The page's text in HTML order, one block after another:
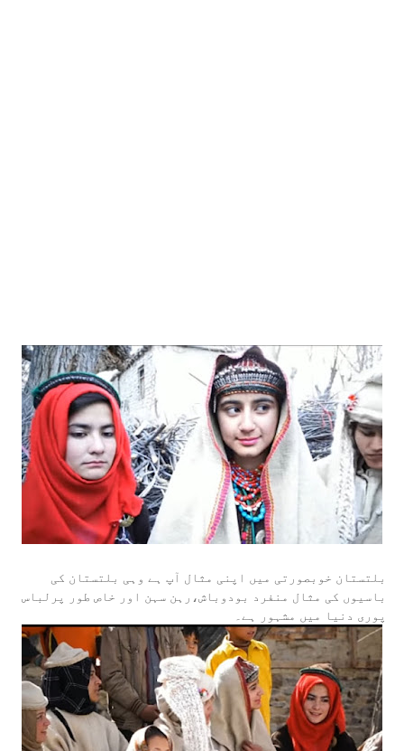
بلتستان خوبصورتی میں اپنی مثال آپ ہے وہی بلتستان کی
باسیوں کی مثال منفرد بودوباش،رہن سہن اور خاص طور پرلباس
پوری دنیا میں مشہور ہے۔